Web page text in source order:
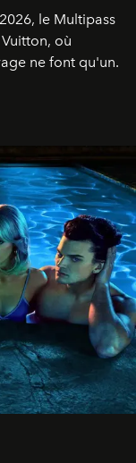
le Multipass
où
ne font qu'un.